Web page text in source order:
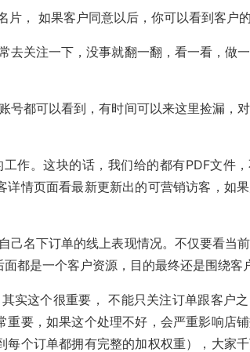
片， 如果客户同意以后，你可以看到客户
去关注一下，没事就翻一翻，看一看，做
号都可以看到，有时间可以来这里捡漏，
作。这块的话，我们给的都有PDF文件
情页面看最新更新出的可营销访客，如
己名下订单的线上表现情况。不仅要看当
都是一个客户资源，目的最终还是围绕客
实这个很重要， 不能只关注订单跟客户
要，如果这个处理不好，会严重影响店
个订单都拥有完整的加权权重），大家